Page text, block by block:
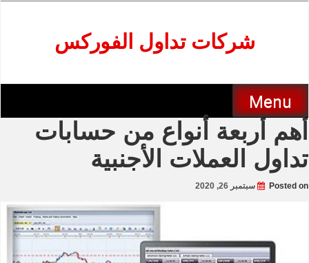
شركات تداول الفوركس
Menu
أهم أربعة أنواع من حسابات
تداول العملات الأجنبية
Posted on سبتمبر 26, 2020